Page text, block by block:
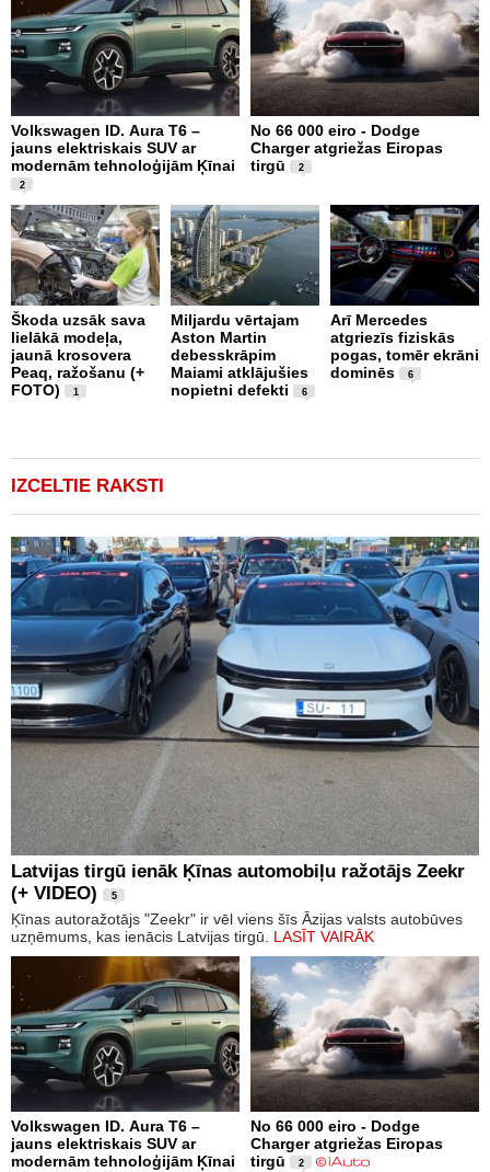
Volkswagen ID. Aura T6 –
jauns elektriskais SUV ar
modernām tehnoloģijām Ķīnai
2
No 66 000 eiro - Dodge
Charger atgriežas Eiropas
tirgū
2
Škoda uzsāk sava
lielākā modeļa,
jaunā krosovera
Peaq, ražošanu (+
FOTO)
1
Miljardu vērtajam
Aston Martin
debesskrāpim
Maiami atklājušies
nopietni defekti
6
Arī Mercedes
atgriezīs fiziskās
pogas, tomēr ekrāni
dominēs
6
IZCELTIE RAKSTI
Latvijas tirgū ienāk Ķīnas automobiļu ražotājs Zeekr
(+ VIDEO)
5
Ķīnas autoražotājs "Zeekr" ir vēl viens šīs Āzijas valsts autobūves
uzņēmums, kas ienācis Latvijas tirgū. LASĪT VAIRĀK
Volkswagen ID. Aura T6 –
jauns elektriskais SUV ar
modernām tehnoloģijām Ķīnai
No 66 000 eiro - Dodge
Charger atgriežas Eiropas
tirgū
2